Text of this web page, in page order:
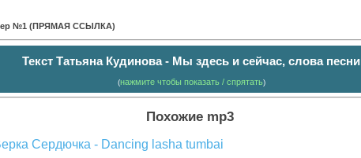
№1 (ПРЯМАЯ ССЫЛКА)
Текст Татьяна Кудинова - Мы здесь и сейчас, слова песни
(нажмите чтобы показать / спрятать)
Похожие mp3
Сердючка - Dancing lasha tumbai